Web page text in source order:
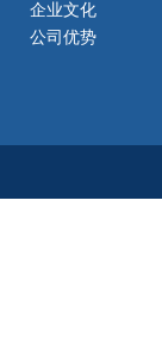
企业文化
公司优势